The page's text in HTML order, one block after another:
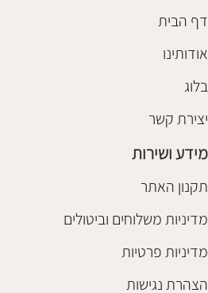
דף הבית
אודותינו
בלוג
יצירת קשר
מידע ושירות
תקנון האתר
מדיניות משלוחים וביטולים
מדיניות פרטיות
הצהרת נגישות